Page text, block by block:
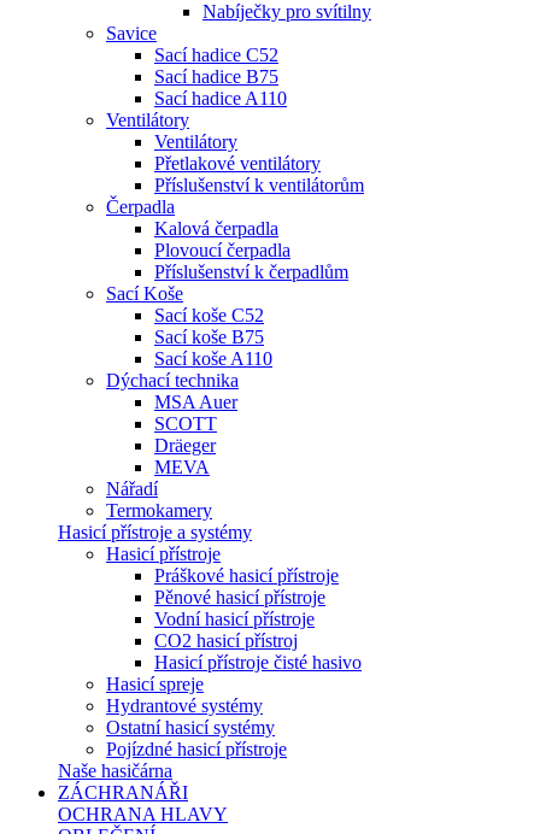
Nabíječky pro svítilny
Savice
Sací hadice C52
Sací hadice B75
Sací hadice A110
Ventilátory
Ventilátory
Přetlakové ventilátory
Příslušenství k ventilátorům
Čerpadla
Kalová čerpadla
Plovoucí čerpadla
Příslušenství k čerpadlům
Sací Koše
Sací koše C52
Sací koše B75
Sací koše A110
Dýchací technika
MSA Auer
SCOTT
Dräeger
MEVA
Nářadí
Termokamery
Hasicí přístroje a systémy
Hasicí přístroje
Práškové hasicí přístroje
Pěnové hasicí přístroje
Vodní hasicí přístroje
CO2 hasicí přístroj
Hasicí přístroje čisté hasivo
Hasicí spreje
Hydrantové systémy
Ostatní hasicí systémy
Pojízdné hasicí přístroje
Naše hasičárna
ZÁCHRANÁŘI
OCHRANA HLAVY